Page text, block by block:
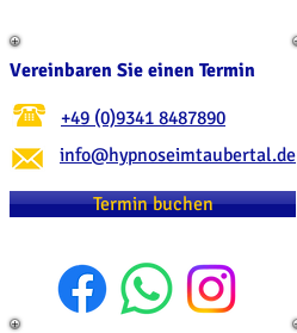
+49 (0)9341 8487890
info@hypnoseimtaubertal.de
Termin buchen
Vereinbaren Sie einen Termin